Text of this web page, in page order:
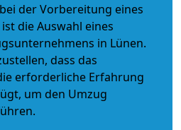
der Vorbereitung eines
die Auswahl eines
in Lünen.
dass das
erforderliche Erfahrung
um den Umzug